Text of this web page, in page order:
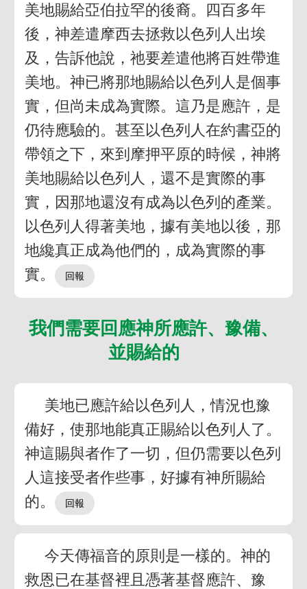
美地賜給亞伯拉罕的後裔。四百多年
後，神差遣摩西去拯救以色列人出埃
及，告訴他說，祂要差遣他將百姓帶進
美地。神已將那地賜給以色列人是個事
實，但尚未成為實際。這乃是應許，是
仍待應驗的。甚至以色列人在約書亞的
帶領之下，來到摩押平原的時候，神將
美地賜給以色列人，還不是實際的事
實，因那地還沒有成為以色列的產業。
以色列人得著美地，據有美地以後，那
地纔真正成為他們的，成為實際的事
實。
我們需要回應神所應許、豫備、
並賜給的
美地已應許給以色列人，情況也豫
備好，使那地能真正賜給以色列人了。
神這賜與者作了一切，但仍需要以色列
人這接受者作些事，好據有神所賜給
的。
今天傳福音的原則是一樣的。神的
救恩已在基督裡且憑著基督應許、豫